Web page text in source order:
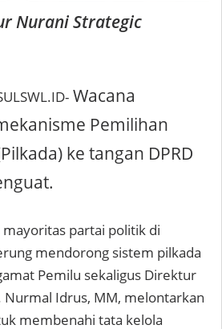
Nurani Strategic
Wacana
Pemilihan
ke tangan DPRD
mayoritas partai politik di
mendorong sistem pilkada
Pemilu sekaligus Direktur
Nurmal Idrus, MM, melontarkan
membenahi tata kelola